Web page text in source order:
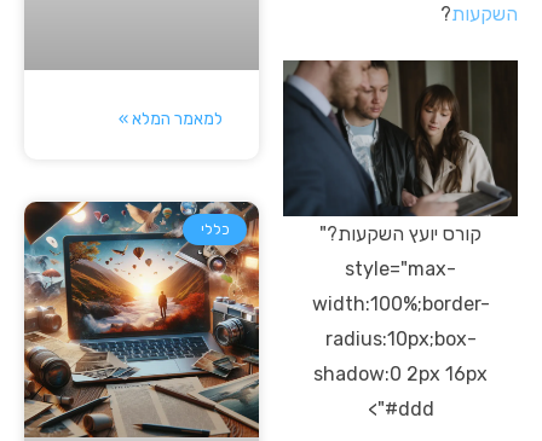
השקעות?
קורס יועץ השקעות?"
style="max-
width:100%;border-
radius:10px;box-
shadow:0 2px 16px
#ddd">
למאמר המלא »
כללי